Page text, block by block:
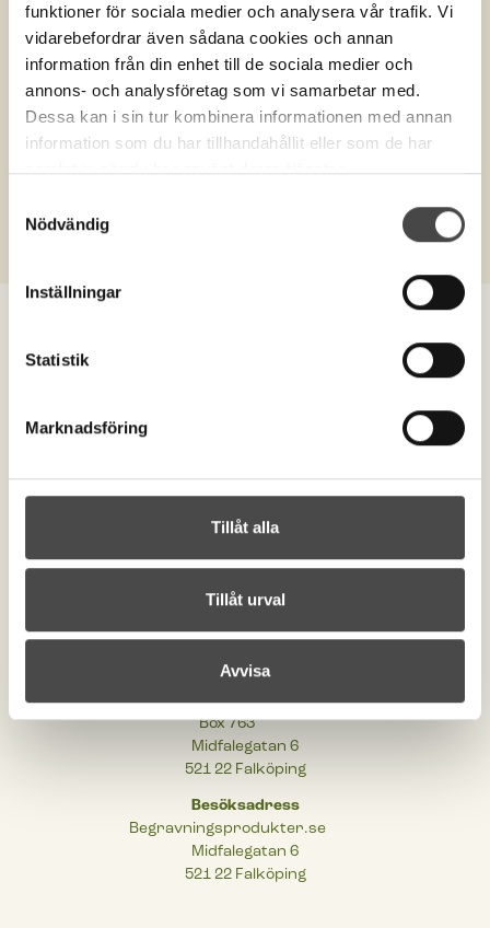
funktioner för sociala medier och analysera vår trafik. Vi
vidarebefordrar även sådana cookies och annan
information från din enhet till de sociala medier och
annons- och analysföretag som vi samarbetar med.
Dessa kan i sin tur kombinera informationen med annan
information som du har tillhandahållit eller som de har
samlat in när du har använt deras tjänster.
Nödvändig
Inställningar
Statistik
Marknadsföring
Tillåt alla
Tillåt urval
Avvisa
Kontakta oss
+46 (0)515-198 00
Om begravningsprodukter
Cookies
Tillgänglighetsinformation
Postadress
Begravningsprodukter.se
Box 763
Midfalegatan 6
521 22 Falköping
Besöksadress
Begravningsprodukter.se
Midfalegatan 6
521 22 Falköping